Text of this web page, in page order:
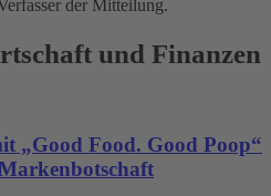
der Mitteilung.
und Finanzen
„Good Food. Good Poop“